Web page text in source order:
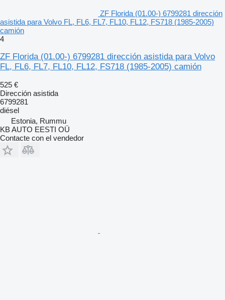
ZF Florida (01.00-) 6799281 dirección
asistida para Volvo FL, FL6, FL7, FL10, FL12, FS718 (1985-2005)
camión
4
ZF Florida (01.00-) 6799281 dirección asistida para Volvo
FL, FL6, FL7, FL10, FL12, FS718 (1985-2005) camión
525 €
Dirección asistida
6799281
diésel
Estonia, Rummu
KB AUTO EESTI OÜ
Contacte con el vendedor